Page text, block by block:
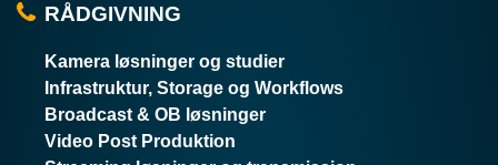
RÅDGIVNING
Kamera løsninger og studier
Infrastruktur, Storage og Workflows
Broadcast & OB løsninger
Video Post Produktion